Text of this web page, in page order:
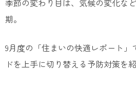
期。
9月度の「住まいの快適レポート」
ドを上手に切り替える予防対策を